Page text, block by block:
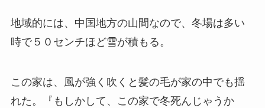
地域的には、中国地方の山間なので、冬場は多い
時で５０センチほど雪が積もる。
この家は、風が強く吹くと髪の毛が家の中でも揺
れた。『もしかして、この家で冬死んじゃうか